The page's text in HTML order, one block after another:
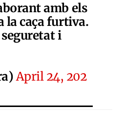
amb els
la caça furtiva.
seguretat i
April 24, 202